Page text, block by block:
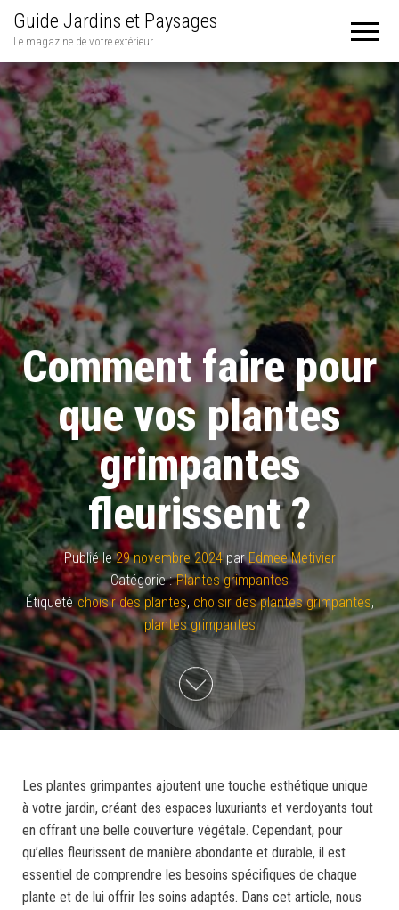
Guide Jardins et Paysages
Le magazine de votre extérieur
Comment faire pour
que vos plantes
grimpantes
fleurissent ?
Publié le29 novembre 2024parEdmee Metivier
Catégorie : Plantes grimpantes
Étiqueté choisir des plantes, choisir des plantes grimpantes,
plantes grimpantes
Les plantes grimpantes ajoutent une touche esthétique unique
à votre jardin, créant des espaces luxuriants et verdoyants tout
en offrant une belle couverture végétale. Cependant, pour
qu’elles fleurissent de manière abondante et durable, il est
essentiel de comprendre les besoins spécifiques de chaque
plante et de lui offrir les soins adaptés. Dans cet article, nous